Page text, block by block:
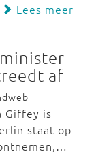
Lees meer
af
Giffey is
staat op